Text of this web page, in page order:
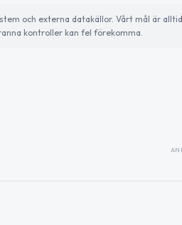
och externa datakällor. Vårt mål är
kontroller kan fel förekomma.